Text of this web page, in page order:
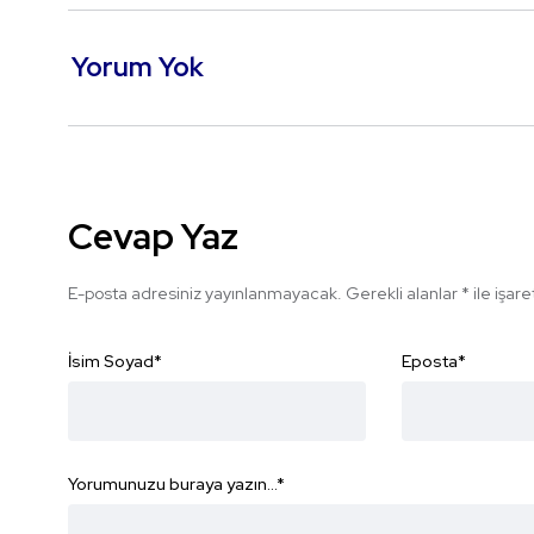
Yorum Yok
Cevap Yaz
E-posta adresiniz yayınlanmayacak. Gerekli alanlar * ile
İsim Soyad* Eposta*
Yorumunuzu buraya yazın...*